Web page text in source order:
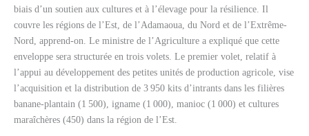
biais d’un soutien aux cultures et à l’élevage pour la résilience. Il
couvre les régions de l’Est, de l’Adamaoua, du Nord et de l’Extrême-
Nord, apprend-on. Le ministre de l’Agriculture a expliqué que cette
enveloppe sera structurée en trois volets. Le premier volet, relatif à
l’appui au développement des petites unités de production agricole, vise
l’acquisition et la distribution de 3 950 kits d’intrants dans les filières
banane-plantain (1 500), igname (1 000), manioc (1 000) et cultures
maraîchères (450) dans la région de l’Est.